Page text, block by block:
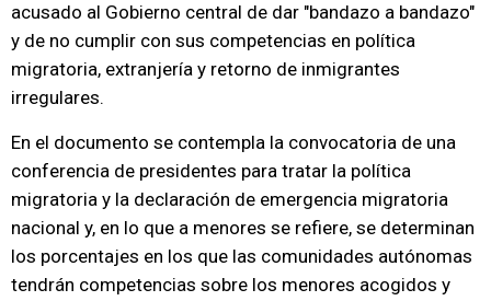
acusado al Gobierno central de dar "bandazo a bandazo"
y de no cumplir con sus competencias en política
migratoria, extranjería y retorno de inmigrantes
irregulares.
En el documento se contempla la convocatoria de una
conferencia de presidentes para tratar la política
migratoria y la declaración de emergencia migratoria
nacional y, en lo que a menores se refiere, se determinan
los porcentajes en los que las comunidades autónomas
tendrán competencias sobre los menores acogidos y